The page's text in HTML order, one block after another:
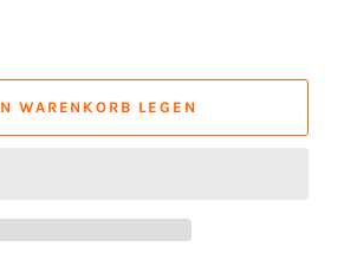
WARENKORB LEGEN